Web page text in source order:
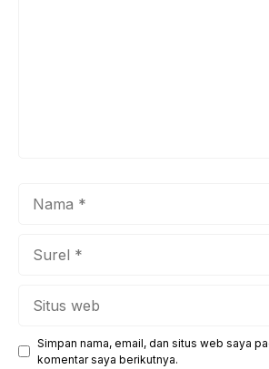
Simpan nama, email, dan situs web saya
komentar saya berikutnya.